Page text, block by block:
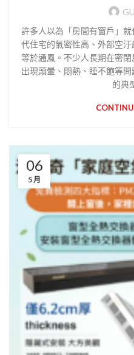
許多人以為「房間有窗戶」
代住宅的氣密性高、外部空
等於通風。不少人長期在密
出現頭暈、悶熱、睡不飽等
的典
06
5 月